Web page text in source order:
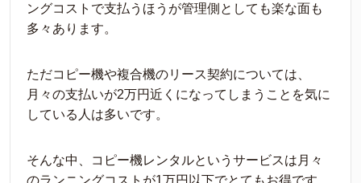
ングコストで支払うほうが管理側としても楽な面も
多々あります。
ただコピー機や複合機のリース契約については、
月々の支払いが2万円近くになってしまうことを気に
している人は多いです。
そんな中、コピー機レンタルというサービスは月々
のランニングコストが1万円以下でとてもお得です。